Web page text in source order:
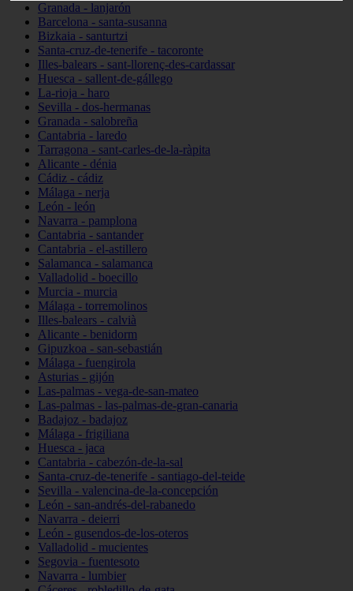
Granada - lanjarón
Barcelona - santa-susanna
Bizkaia - santurtzi
Santa-cruz-de-tenerife - tacoronte
Illes-balears - sant-llorenç-des-cardassar
Huesca - sallent-de-gállego
La-rioja - haro
Sevilla - dos-hermanas
Granada - salobreña
Cantabria - laredo
Tarragona - sant-carles-de-la-ràpita
Alicante - dénia
Cádiz - cádiz
Málaga - nerja
León - león
Navarra - pamplona
Cantabria - santander
Cantabria - el-astillero
Salamanca - salamanca
Valladolid - boecillo
Murcia - murcia
Málaga - torremolinos
Illes-balears - calvià
Alicante - benidorm
Gipuzkoa - san-sebastián
Málaga - fuengirola
Asturias - gijón
Las-palmas - vega-de-san-mateo
Las-palmas - las-palmas-de-gran-canaria
Badajoz - badajoz
Málaga - frigiliana
Huesca - jaca
Cantabria - cabezón-de-la-sal
Santa-cruz-de-tenerife - santiago-del-teide
Sevilla - valencina-de-la-concepción
León - san-andrés-del-rabanedo
Navarra - deierri
León - gusendos-de-los-oteros
Valladolid - mucientes
Segovia - fuentesoto
Navarra - lumbier